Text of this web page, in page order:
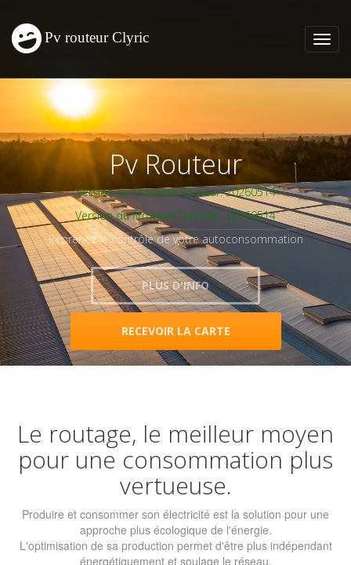
Pv Routeur
Version du firmware Routeur: 20260514
Version du firmware Dimmer: 20260514
Reprenez le contrôle de votre autoconsommation
PLUS D'INFO
RECEVOIR LA CARTE
Le routage, le meilleur moyen
pour une consommation plus
vertueuse.
Produire et consommer son électricité est la solution pour une
approche plus écologique de l'énergie.
L'optimisation de sa production permet d'être plus indépendant
énergétiquement et soulage le réseau.